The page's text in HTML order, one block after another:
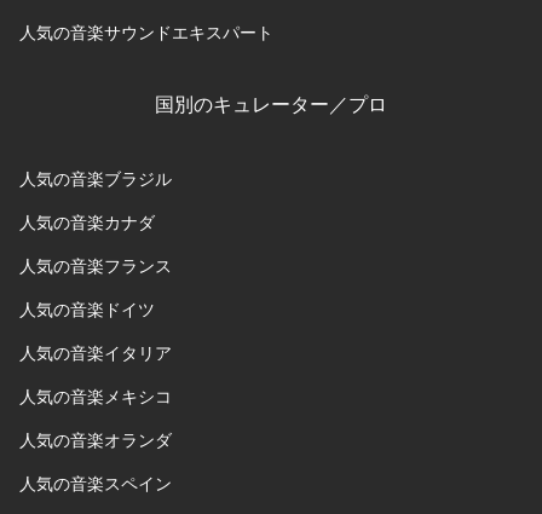
人気の音楽サウンドエキスパート
国別のキュレーター／プロ
人気の音楽ブラジル
人気の音楽カナダ
人気の音楽フランス
人気の音楽ドイツ
人気の音楽イタリア
人気の音楽メキシコ
人気の音楽オランダ
人気の音楽スペイン